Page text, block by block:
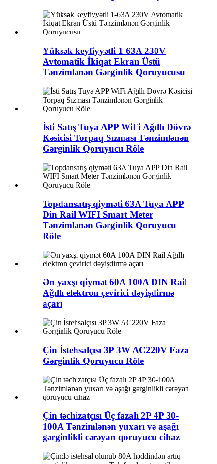
Yüksək keyfiyyətli 1-63A 230V
Avtomatik İkiqat Ekran Üstü
Tənzimlənən Gərginlik Qoruyucusu
İsti Satış Tuya APP WiFi Ağıllı Dövrə
Kəsicisi Torpaq Sızması Tənzimlənən
Gərginlik Qoruyucu Röle
Topdansatış qiyməti 63A Tuya APP
Din Rail WIFI Smart Meter
Tənzimlənən Gərginlik Qoruyucu
Röle
Ən yaxşı qiymət 60A 100A DIN Rail
Ağıllı elektron çevirici dəyişdirmə
açarı
Çin İstehsalçısı 3P 3W AC220V Faza
Gərginlik Qoruyucu Röle
Çin təchizatçısı Üç fazalı 2P 4P 30-
100A Tənzimlənən yuxarı və aşağı
gərginlikli cərəyan qoruyucu cihaz